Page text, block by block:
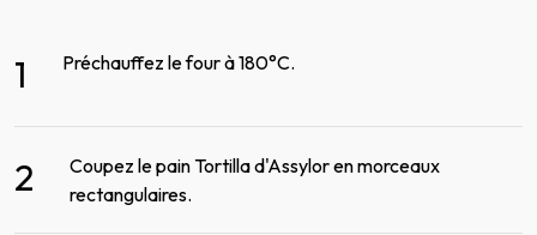
1 Préchauffez le four à 180°C.
2
Coupez le pain Tortilla d'Assylor en morceaux
rectangulaires.